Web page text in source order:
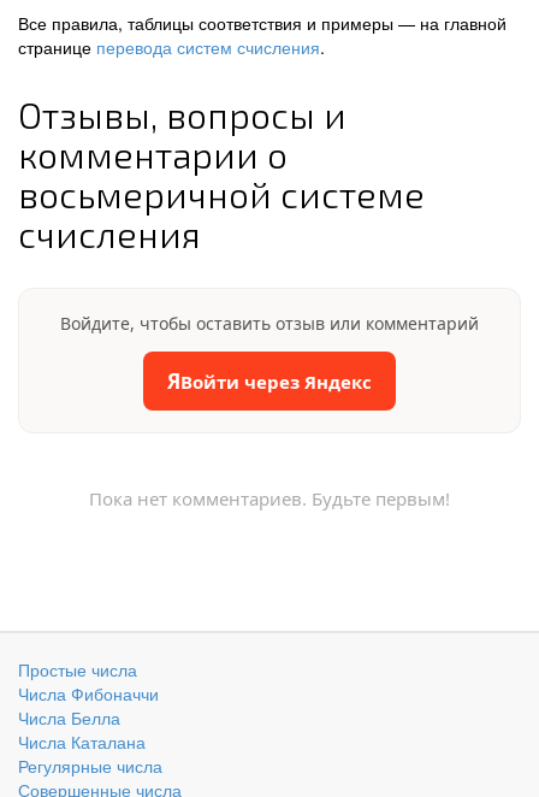
Все правила, таблицы соответствия и примеры — на главной
странице перевода систем счисления.
Отзывы, вопросы и
комментарии о
восьмеричной системе
счисления
Войдите, чтобы оставить отзыв или комментарий
ЯВойти через Яндекс
Пока нет комментариев. Будьте первым!
Простые числа
Числа Фибоначчи
Числа Белла
Числа Каталана
Регулярные числа
Совершенные числа